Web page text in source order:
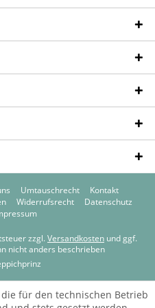
Umtauschrecht
Kontakt
Widerrufsrecht
Datenschutz
zzgl. Versandkosten und ggf.
nicht anders beschrieben
für den technischen Betrieb